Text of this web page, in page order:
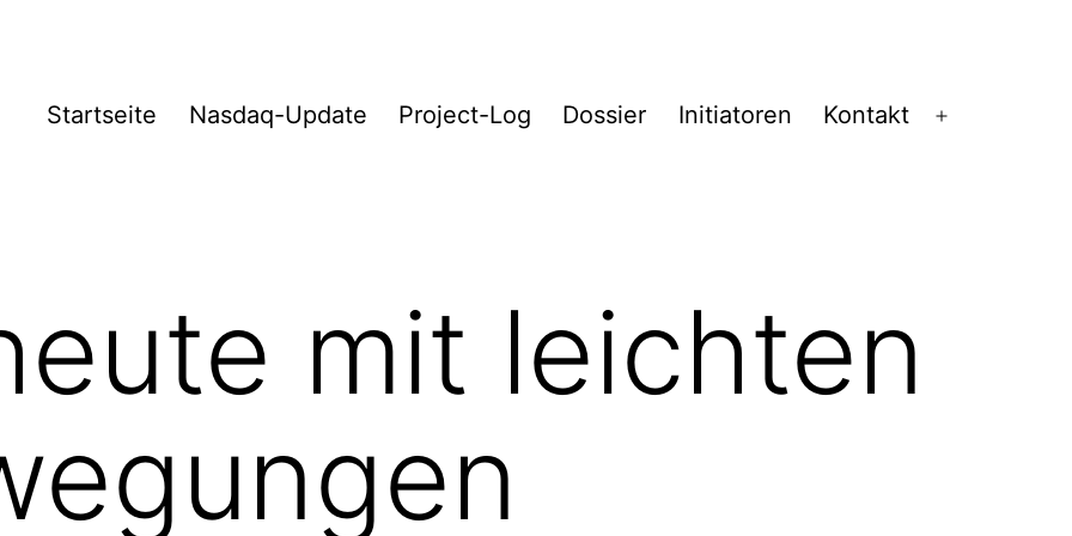
Startseite Nasdaq-Update Project-Log Dossier Initiatoren Kontakt
mit leichten